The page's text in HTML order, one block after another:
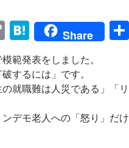
C
o
p
y
n
H
at
e
n
a
Share
範発表をしました。
するには」です。
就職難は人災である」「
デモ老人への「怒り」だ